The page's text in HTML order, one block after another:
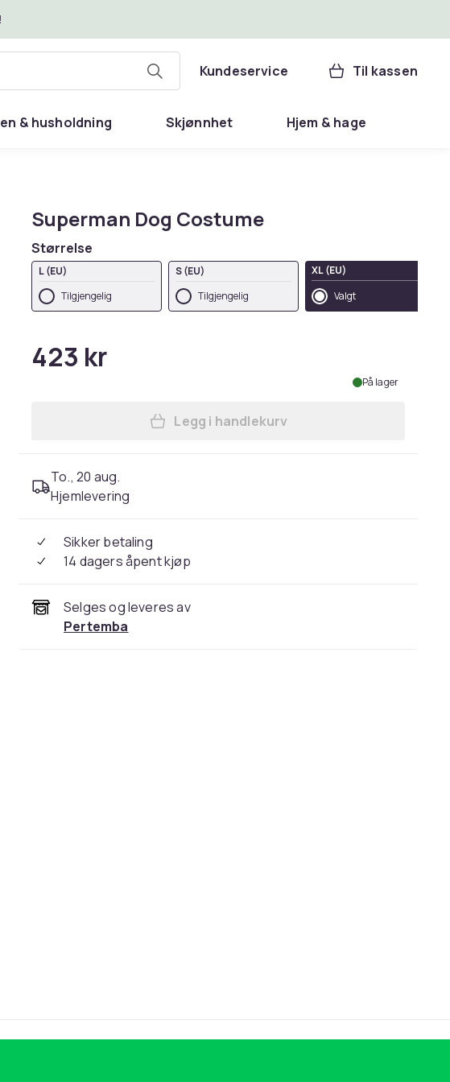
Kundeservice Til kassen
& husholdning Skjønnhet Hjem & hage
Superman Dog Costume
Størrelse
L (EU)
Tilgjengelig
S (EU)
Tilgjengelig
XL (EU)
Valgt
423 kr
På lager
Legg Superman Dog Costume i
Legg i handlekurv
To., 20 aug.
Hjemlevering
Sikker betaling
14 dagers åpent kjøp
Selges og leveres av
Pertemba